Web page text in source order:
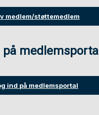
medlem/støttemedlem
på medlemsportal
ind på medlemsportal